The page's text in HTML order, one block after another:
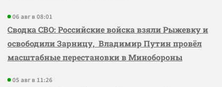
06 авг в 08:01
Сводка СВО: Российские войска взяли Рыжевку и
освободили Зарницу, Владимир Путин провёл
масштабные перестановки в Минобороны
05 авг в 11:26